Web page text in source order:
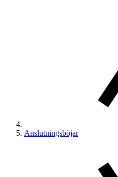
Anslutningsböjar